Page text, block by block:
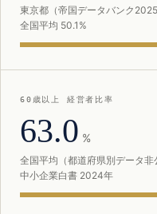
東京都（帝国データバンク2025
全国平均 50.1%
60歳以上 経営者比率
63.0 %
全国平均（都道府県別データ非
中小企業白書 2024年